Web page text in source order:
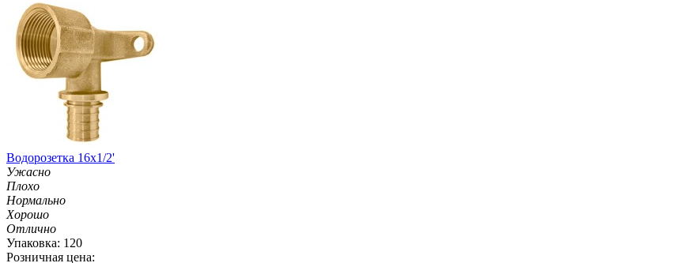
Водорозетка 16х1/2'
Ужасно
Плохо
Нормально
Хорошо
Отлично
Упаковка: 120
Розничная цена: